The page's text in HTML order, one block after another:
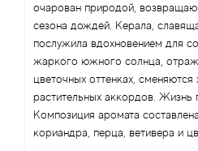
очарован природой,
сезона дождей. Керала,
послужила вдохновением для
жаркого южного солнца,
цветочных оттенках,
растительных аккордов. Жизнь
Композиция аромата
кориандра, перца, ветивера и
Arabesque Perfumes
Arabiyat
Aramis